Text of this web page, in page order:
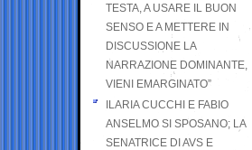
TESTA, A USARE IL BUON
SENSO E A METTERE IN
DISCUSSIONE LA
NARRAZIONE DOMINANTE,
VIENI EMARGINATO”
ILARIA CUCCHI E FABIO
ANSELMO SI SPOSANO; LA
SENATRICE DI AVS E